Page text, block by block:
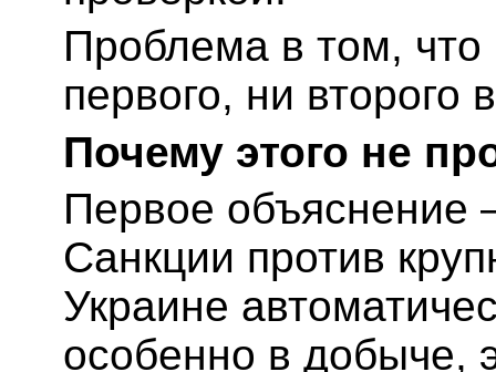
Проблема в том, что
первого, ни второго
Почему этого не
Первое объяснение
Санкции против
Украине
особенно в добыче,